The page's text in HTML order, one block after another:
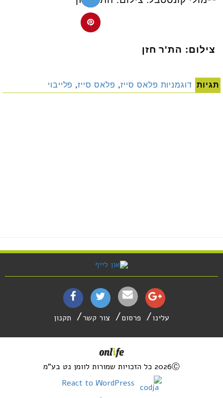
צילום: הת'ר חזן
תגיות דוגמניות פלאס סייז, פלאס סייז, פלייבוי
עלינו פרסום צור קשר תקנון
2026Ⓒ כל הזכויות שמורות לוומן נט בע"מ